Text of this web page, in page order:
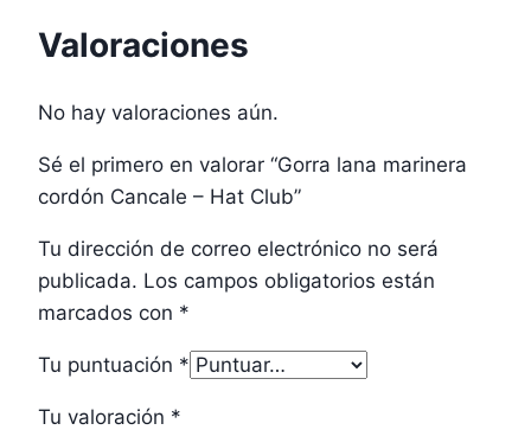
Valoraciones
No hay valoraciones aún.
Sé el primero en valorar “Gorra lana marinera
cordón Cancale – Hat Club”
Tu dirección de correo electrónico no será
publicada. Los campos obligatorios están
marcados con *
Tu puntuación *
Tu valoración *